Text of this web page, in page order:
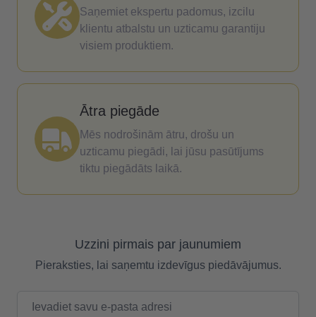
Saņemiet ekspertu padomus, izcilu
klientu atbalstu un uzticamu garantiju
visiem produktiem.
Ātra piegāde
Mēs nodrošinām ātru, drošu un
uzticamu piegādi, lai jūsu pasūtījums
tiktu piegādāts laikā.
Uzzini pirmais par jaunumiem
Pieraksties, lai saņemtu izdevīgus piedāvājumus.